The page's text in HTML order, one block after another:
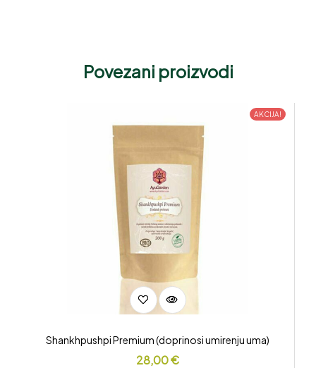
Povezani proizvodi
AKCIJA!
Shankhpushpi Premium (doprinosi umirenju uma)
28,00€